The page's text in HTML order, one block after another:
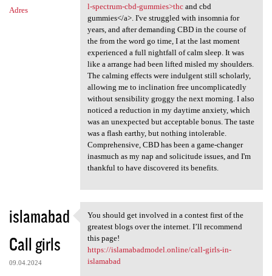
Adres
l-spectrum-cbd-gummies>thcand cbd
gummies</a>. I've struggled with insomnia for
years, and after demanding CBD in the course of
the from the word go time, I at the last moment
experienced a full nightfall of calm sleep. It was
like a arrange had been lifted misled my shoulders.
The calming effects were indulgent still scholarly,
allowing me to inclination free uncomplicatedly
without sensibility groggy the next morning. I also
noticed a reduction in my daytime anxiety, which
was an unexpected but acceptable bonus. The taste
was a flash earthy, but nothing intolerable.
Comprehensive, CBD has been a game-changer
inasmuch as my nap and solicitude issues, and I'm
thankful to have discovered its benefits.
islamabad
Call girls
09.04.2024
You should get involved in a
You should get involved in a contest first of the
greatest blogs over the internet. I’ll recommend
this page!
https://islamabadmodel.online/call-girls-in-
islamabad